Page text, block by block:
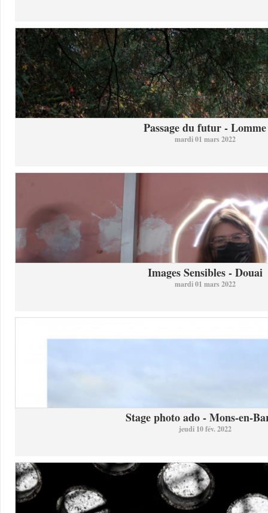
Passage du futur - Lomme
mardi 01 mars 2022
Images Sensibles - Douai
mardi 01 mars 2022
Stage photo ado - Mons-en-
jeudi 10 fév. 2022